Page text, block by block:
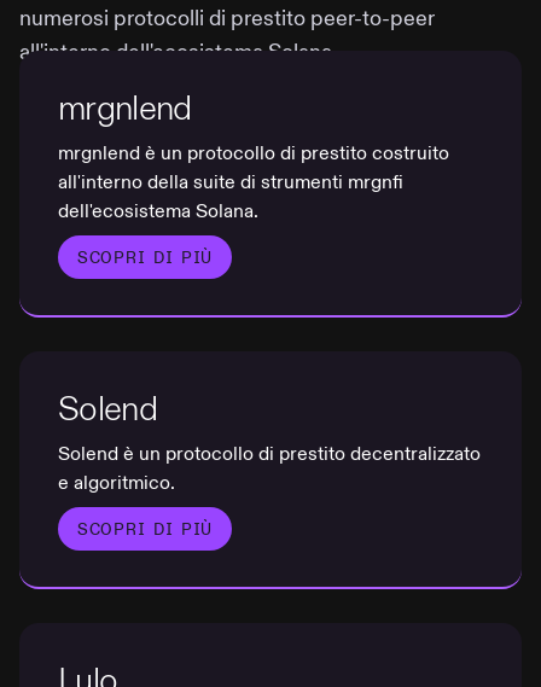
numerosi protocolli di prestito peer-to-peer
all'interno dell'ecosistema Solana.
mrgnlend
mrgnlend è un protocollo di prestito costruito
all'interno della suite di strumenti mrgnfi
dell'ecosistema Solana.
SCOPRI DI PIÙ
Solend
Solend è un protocollo di prestito decentralizzato
e algoritmico.
SCOPRI DI PIÙ